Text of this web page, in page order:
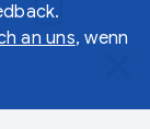
an uns, wenn